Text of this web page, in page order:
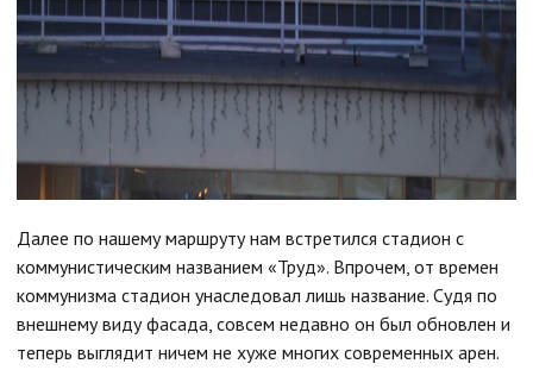
Далее по нашему маршруту нам встретился стадион с
коммунистическим названием «Труд». Впрочем, от времен
коммунизма стадион унаследовал лишь название. Судя по
внешнему виду фасада, совсем недавно он был обновлен и
теперь выглядит ничем не хуже многих современных арен.